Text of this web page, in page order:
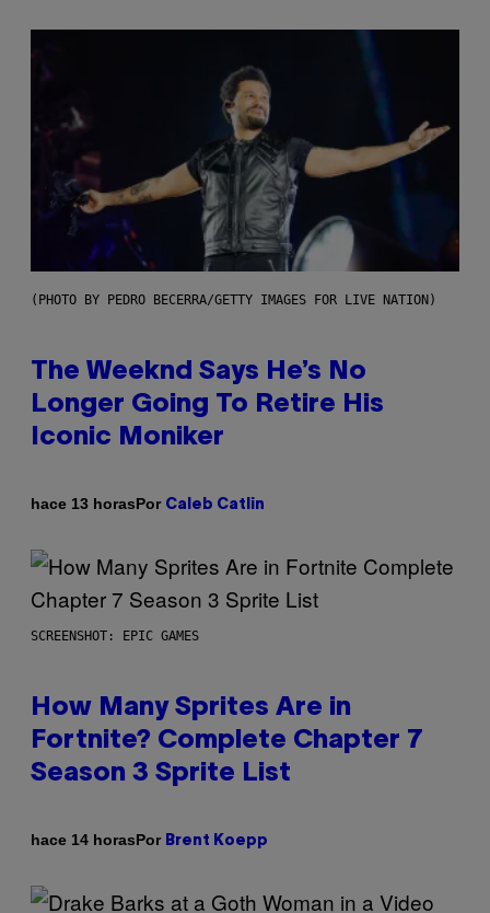
(PHOTO BY PEDRO BECERRA/GETTY IMAGES FOR LIVE NATION)
The Weeknd Says He’s No
Longer Going To Retire His
Iconic Moniker
hace 13 horasPor Caleb Catlin
SCREENSHOT: EPIC GAMES
How Many Sprites Are in
Fortnite? Complete Chapter 7
Season 3 Sprite List
hace 14 horasPor Brent Koepp